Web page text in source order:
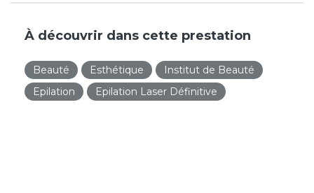
À découvrir dans cette prestation
Beauté Esthétique
Institut de Beauté
Epilation
Epilation Laser Définitive